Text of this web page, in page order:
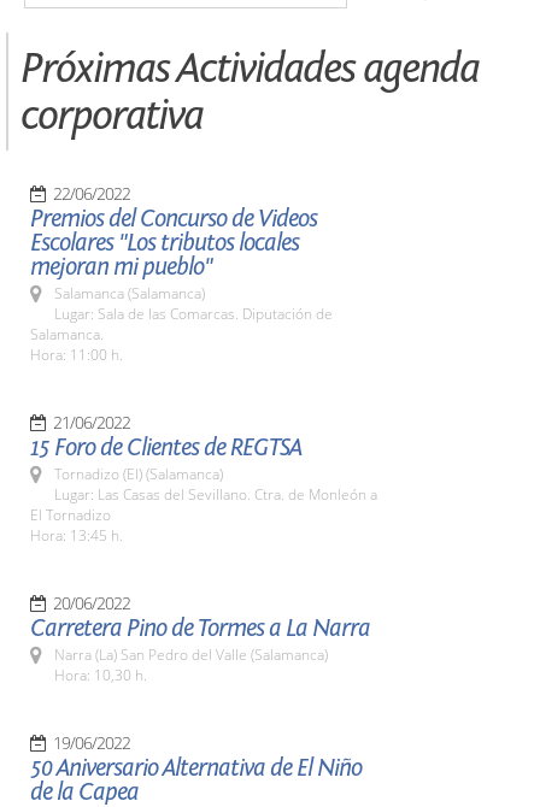
Próximas Actividades agenda
corporativa
22/06/2022
Premios del Concurso de Videos
Escolares "Los tributos locales
mejoran mi pueblo"
Salamanca (Salamanca)
Lugar: Sala de las Comarcas. Diputación de
Salamanca.
Hora: 11:00 h.
21/06/2022
15 Foro de Clientes de REGTSA
Tornadizo (El) (Salamanca)
Lugar: Las Casas del Sevillano. Ctra. de Monleón a
El Tornadizo
Hora: 13:45 h.
20/06/2022
Carretera Pino de Tormes a La Narra
Narra (La) San Pedro del Valle (Salamanca)
Hora: 10,30 h.
19/06/2022
50 Aniversario Alternativa de El Niño
de la Capea